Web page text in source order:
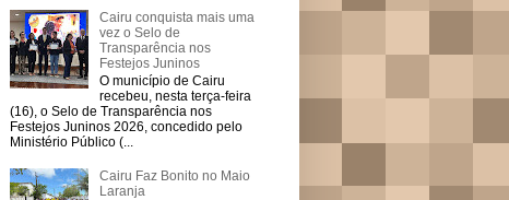
Cairu conquista mais uma
vez o Selo de
Transparência nos
Festejos Juninos
O município de Cairu
recebeu, nesta terça-feira
(16), o Selo de Transparência nos
Festejos Juninos 2026, concedido pelo
Ministério Público (...
Cairu Faz Bonito no Maio
Laranja